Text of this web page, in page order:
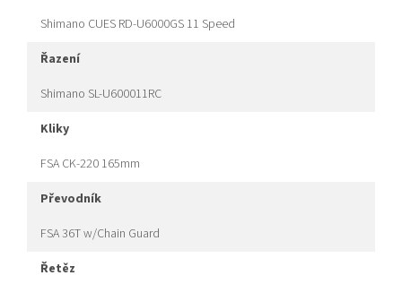
Shimano CUES RD-U6000GS 11 Speed
řazení
Shimano SL-U600011RC
kliky
FSA CK-220 165mm
převodník
FSA 36T w/Chain Guard
řetěz